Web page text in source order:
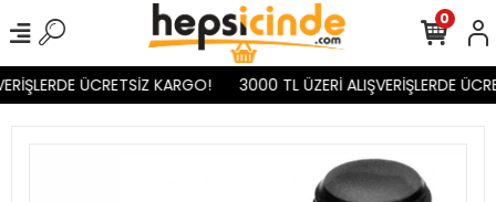
ÜCRETSİZ KARGO! 3000 TL ÜZERİ ALIŞVERİŞLERDE
0